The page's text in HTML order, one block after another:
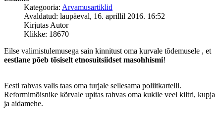
Kategooria: Arvamusartiklid
Avaldatud: laupäeval, 16. aprillil 2016. 16:52
Kirjutas Autor
Klikke: 18670
Eilse valimistulemusega sain kinnitust oma kurvale tõdemusele , et
eestlane põeb tõsiselt etnosuitsiidset masohhismi!
Eesti rahvas valis taas oma turjale sellesama poliitkartelli.
Reformimõisnike kõrvale upitas rahvas oma kukile veel kiltri, kupja
ja aidamehe.